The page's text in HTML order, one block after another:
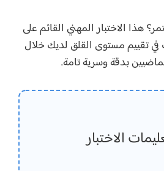
هذا الاختبار المهني القائم على
تقييم مستوى القلق لديك خلال
بدقة وسرية تامة.
الاختبار